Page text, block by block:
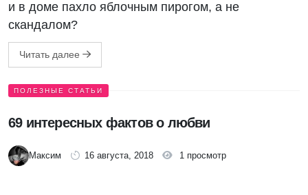
и в доме пахло яблочным пирогом, а не
скандалом?
Читать далее
ПОЛЕЗНЫЕ СТАТЬИ
69 интересных фактов о любви
Максим 16 августа, 2018 1 просмотр